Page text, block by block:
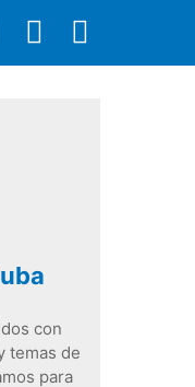
con
temas de
para